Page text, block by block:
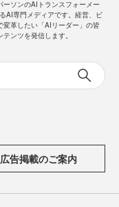
ソンのAIトランスフォーメー
AI専門メディアです。経営、ビ
変革したい「AIリーダー」の皆
ンツを発信します。
広告掲載のご案内